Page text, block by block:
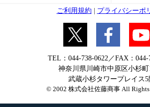
ご利用規約 | プライバシーポ
TEL：044-738-0622／FAX：044-
神奈川県川崎市中原区小杉町
武蔵小杉タワープレイス5
© 2002 株式会社佐藤商事 All Rights